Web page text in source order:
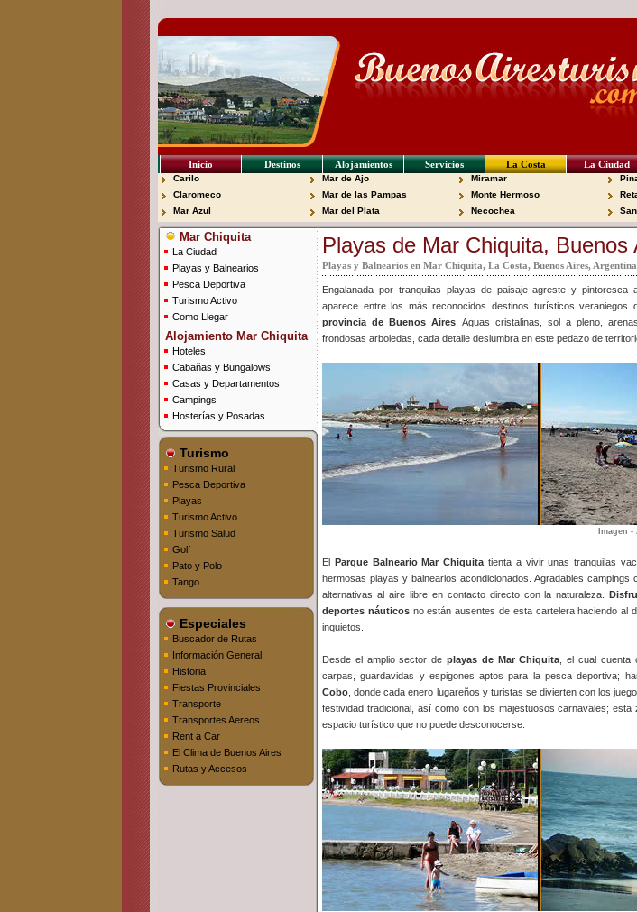
Inicio Destinos Alojamientos Servicios La Costa La Ciudad
Carilo
Claromeco
Mar Azul
Mar de Ajo
Mar de las Pampas
Mar del Plata
Miramar
Monte Hermoso
Necochea
Mar Chiquita
La Ciudad
Playas y Balnearios
Pesca Deportiva
Turismo Activo
Como Llegar
Alojamiento Mar Chiquita
Hoteles
Cabañas y Bungalows
Casas y Departamentos
Campings
Hosterías y Posadas
Turismo
Turismo Rural
Pesca Deportiva
Playas
Turismo Activo
Turismo Salud
Golf
Pato y Polo
Tango
Especiales
Buscador de Rutas
Información General
Historia
Fiestas Provinciales
Transporte
Transportes Aereos
Rent a Car
El Clima de Buenos Aires
Rutas y Accesos
Playas de Mar Chiquita, Buenos
Playas y Balnearios en Mar Chiquita, La Costa, Buenos Aires, Argentina
Engalanada por tranquilas playas de paisaje agreste y pintoresca
aparece entre los más reconocidos destinos turísticos veraniegos
provincia de Buenos Aires. Aguas cristalinas, sol a pleno,
frondosas arboledas, cada detalle deslumbra en este pedazo de
Imagen
El Parque Balneario Mar Chiquita tienta a vivir unas tranquilas
hermosas playas y balnearios acondicionados. Agradables campings
alternativas al aire libre en contacto directo con la naturaleza.
deportes náuticosno están ausentes de esta cartelera haciendo al
inquietos.
Desde el amplio sector de playas de Mar Chiquita , el cual cuenta
carpas, guardavidas y espigones aptos para la pesca deportiva;
Cobo , donde cada enero lugareños y turistas se divierten con los
festividad tradicional, así como con los majestuosos carnavales;
espacio turístico que no puede desconocerse.